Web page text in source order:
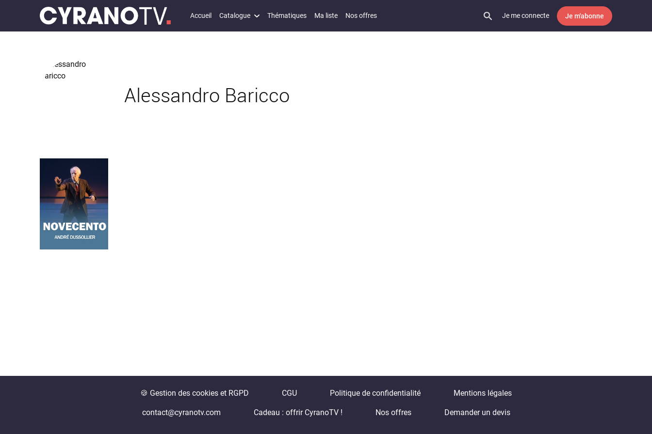
Accueil Catalogue Thématiques Ma liste Nos offres Je me connecte Je m'abonne
Alessandro Baricco
🍪 Gestion des cookies et RGPD CGU Politique de confidentialité Mentions légales
contact@cyranotv.com Cadeau : offrir CyranoTV ! Nos offres Demander un devis